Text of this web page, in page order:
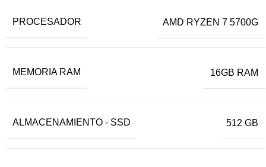
PROCESADOR AMD RYZEN 7 5700G
MEMORIA RAM 16GB RAM
ALMACENAMIENTO - SSD 512 GB